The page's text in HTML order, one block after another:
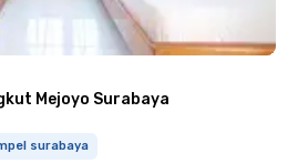
Mejoyo Surabaya
surabaya